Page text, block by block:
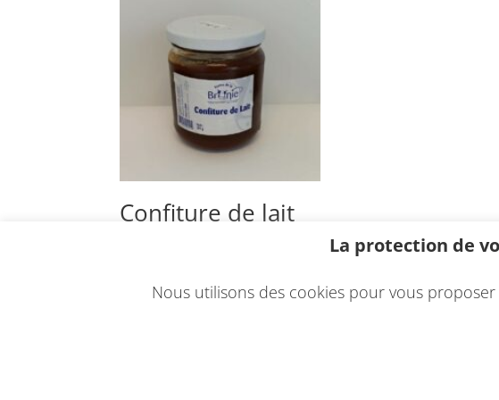
Confiture de lait
La protection de
Nous utilisons des cookies pour vous